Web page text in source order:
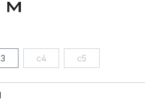
c4 c5